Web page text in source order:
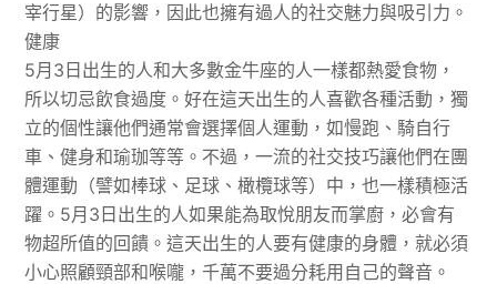
宰行星）的影響，因此也擁有過人的社交魅力與吸引力。
健康
5月3日出生的人和大多數金牛座的人一樣都熱愛食物，
所以切忌飲食過度。好在這天出生的人喜歡各種活動，獨
立的個性讓他們通常會選擇個人運動，如慢跑、騎自行
車、健身和瑜珈等等。不過，一流的社交技巧讓他們在團
體運動（譬如棒球、足球、橄欖球等）中，也一樣積極活
躍。5月3日出生的人如果能為取悅朋友而掌廚，必會有
物超所值的回饋。這天出生的人要有健康的身體，就必須
小心照顧頸部和喉嚨，千萬不要過分耗用自己的聲音。